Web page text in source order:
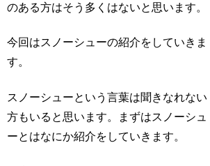
のある方はそう多くはないと思います。
今回はスノーシューの紹介をしていきま
す。
スノーシューという言葉は聞きなれない
方もいると思います。まずはスノーシュ
ーとはなにか紹介をしていきます。